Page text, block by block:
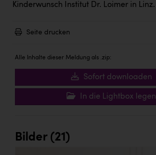
Kinderwunsch Institut Dr. Loimer in Linz.
Seite drucken
Alle Inhalte dieser Meldung als .zip:
Sofort downloaden
In die Lightbox legen
Bilder (21)